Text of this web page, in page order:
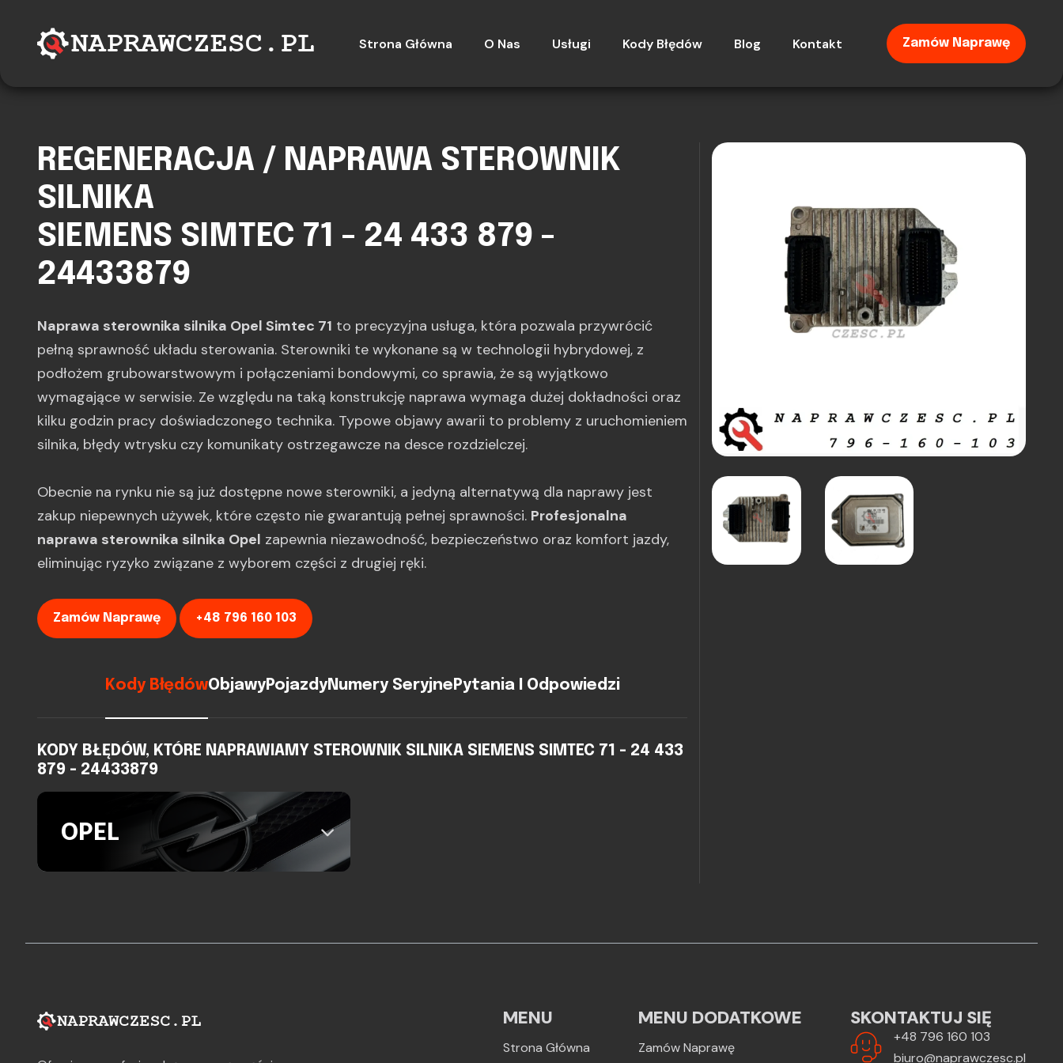
Strona Główna O Nas Usługi Kody Błędów Blog Kontakt Zamów Naprawę
REGENERACJA / NAPRAWA STEROWNIK
SILNIKA
SIEMENS SIMTEC 71 - 24 433 879 -
24433879
Naprawa sterownika silnika Opel Simtec 71 to precyzyjna usługa, która pozwala przywrócić
pełną sprawność układu sterowania. Sterowniki te wykonane są w technologii hybrydowej, z
podłożem grubowarstwowym i połączeniami bondowymi, co sprawia, że są wyjątkowo
wymagające w serwisie. Ze względu na taką konstrukcję naprawa wymaga dużej dokładności oraz
kilku godzin pracy doświadczonego technika. Typowe objawy awarii to problemy z uruchomieniem
silnika, błędy wtrysku czy komunikaty ostrzegawcze na desce rozdzielczej.
Obecnie na rynku nie są już dostępne nowe sterowniki, a jedyną alternatywą dla naprawy jest
zakup niepewnych używek, które często nie gwarantują pełnej sprawności. Profesjonalna
naprawa sterownika silnika Opel zapewnia niezawodność, bezpieczeństwo oraz komfort jazdy,
eliminując ryzyko związane z wyborem części z drugiej ręki.
Zamów Naprawę +48 796 160 103
Kody BłędówObjawyPojazdyNumery Seryjne Pytania I Odpowiedzi
KODY BŁĘDÓW, KTÓRE NAPRAWIAMY STEROWNIK SILNIKA SIEMENS SIMTEC 71 - 24 433
879 - 24433879
OPEL
MENU
Strona Główna
MENU DODATKOWE
Zamów Naprawę
SKONTAKTUJ SIĘ
+48 796 160 103
biuro@naprawczesc.pl